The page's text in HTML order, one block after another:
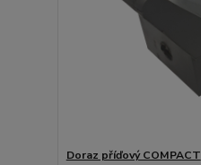
Doraz příďový COMPACT